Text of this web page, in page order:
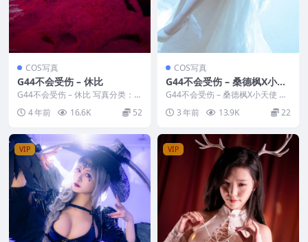
COS写真
G44不会受伤 – 休比
G44不会受伤 – 休比 写真分类：唯
美，参与模特：G44不会受伤 [套
图大小]...
4 年前 16.6K 52
COS写真
G44不会受伤 – 桑德枫X小天
使
G44不会受伤 – 桑德枫X小天使 写
真分类：唯美，参与模特：G44不
会受伤 [...
3 年前 13.9K 22
VIP VIP